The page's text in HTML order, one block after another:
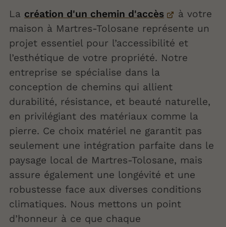
La création d'un chemin d'accès
à votre
maison à Martres-Tolosane représente un
projet essentiel pour l’accessibilité et
l’esthétique de votre propriété. Notre
entreprise se spécialise dans la
conception de chemins qui allient
durabilité, résistance, et beauté naturelle,
en privilégiant des matériaux comme la
pierre. Ce choix matériel ne garantit pas
seulement une intégration parfaite dans le
paysage local de Martres-Tolosane, mais
assure également une longévité et une
robustesse face aux diverses conditions
climatiques. Nous mettons un point
d’honneur à ce que chaque